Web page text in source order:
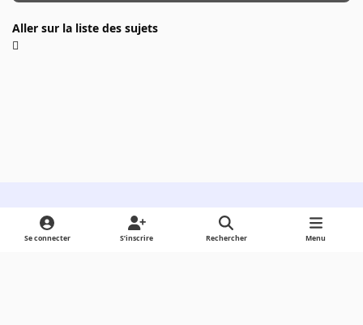
Aller sur la liste des sujets
Light ModeDark ModeSystem Preference
Se connecter S’inscrire Rechercher Menu